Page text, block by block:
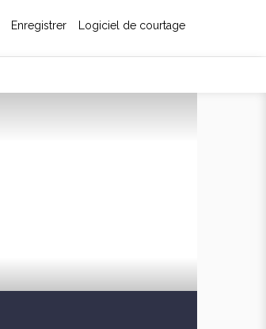
Enregistrer Logiciel de courtage